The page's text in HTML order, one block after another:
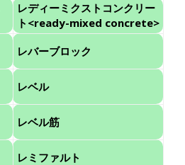
レディーミクストコンクリー
ト<ready-mixed concrete>
レバーブロック
レベル
レベル筋
レミファルト